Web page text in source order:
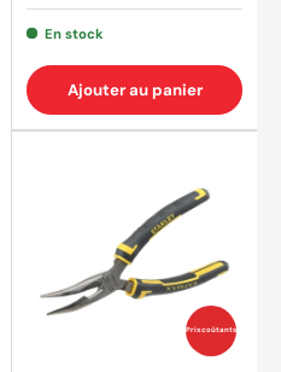
En stock
Ajouter au panier
Prix coûtants